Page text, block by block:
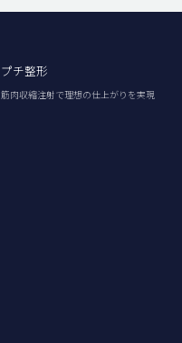
プチ整形
筋肉収縮注射で理想の仕上がりを実現